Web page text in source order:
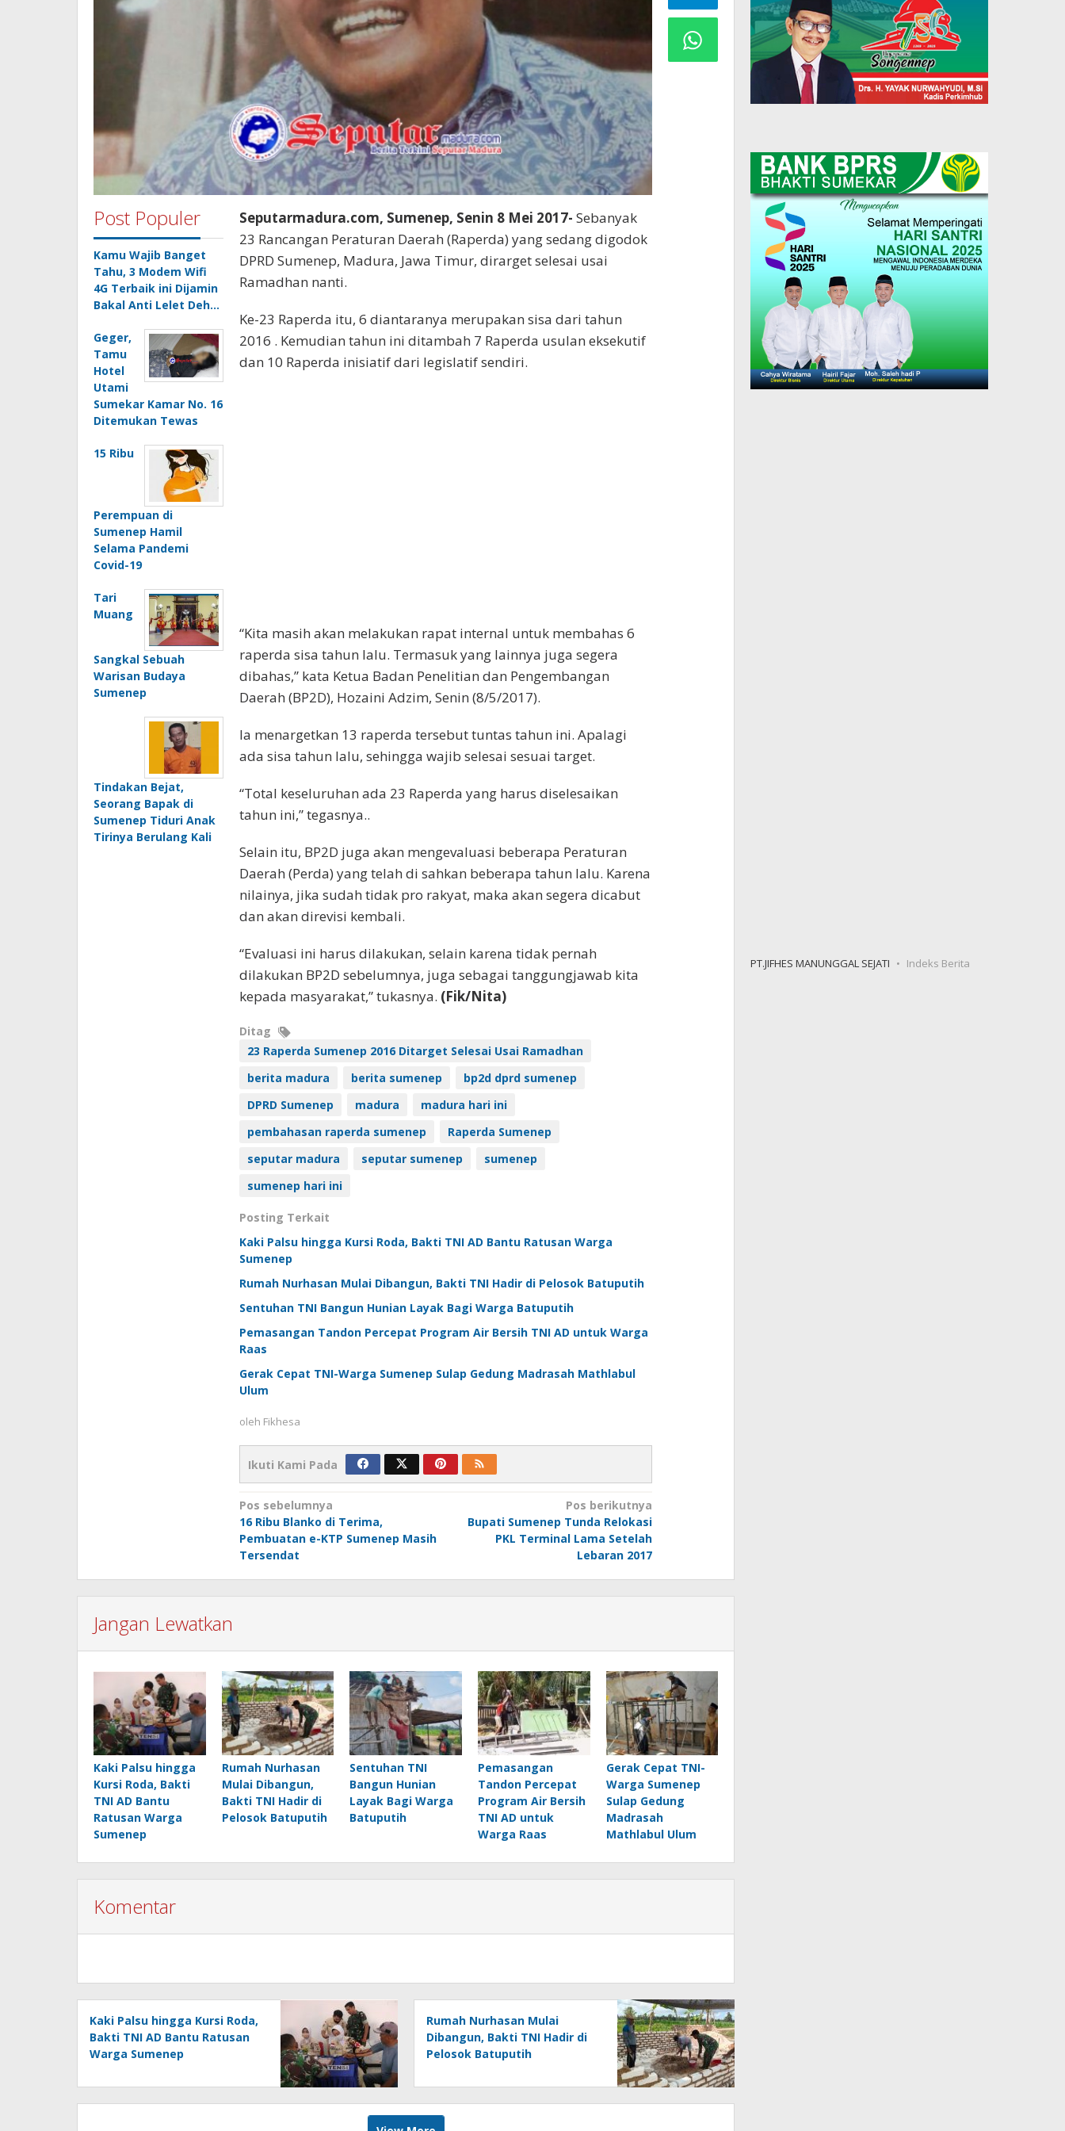
Post Populer
Kamu Wajib Banget
Tahu, 3 Modem Wifi
4G Terbaik ini Dijamin
Bakal Anti Lelet Deh…
Geger,
Tamu
Hotel
Utami
Sumekar Kamar No. 16
Ditemukan Tewas
15 Ribu
Perempuan di
Sumenep Hamil
Selama Pandemi
Covid-19
Tari
Muang
Sangkal Sebuah
Warisan Budaya
Sumenep
Tindakan Bejat,
Seorang Bapak di
Sumenep Tiduri Anak
Tirinya Berulang Kali
Seputarmadura.com, Sumenep, Senin 8 Mei 2017- Sebanyak
23 Rancangan Peraturan Daerah (Raperda) yang sedang digodok
DPRD Sumenep, Madura, Jawa Timur, dirarget selesai usai
Ramadhan nanti.
Ke-23 Raperda itu, 6 diantaranya merupakan sisa dari tahun
2016 . Kemudian tahun ini ditambah 7 Raperda usulan eksekutif
dan 10 Raperda inisiatif dari legislatif sendiri.
“Kita masih akan melakukan rapat internal untuk membahas 6
raperda sisa tahun lalu. Termasuk yang lainnya juga segera
dibahas,” kata Ketua Badan Penelitian dan Pengembangan
Daerah (BP2D), Hozaini Adzim, Senin (8/5/2017).
Ia menargetkan 13 raperda tersebut tuntas tahun ini. Apalagi
ada sisa tahun lalu, sehingga wajib selesai sesuai target.
“Total keseluruhan ada 23 Raperda yang harus diselesaikan
tahun ini,” tegasnya..
Selain itu, BP2D juga akan mengevaluasi beberapa Peraturan
Daerah (Perda) yang telah di sahkan beberapa tahun lalu. Karena
nilainya, jika sudah tidak pro rakyat, maka akan segera dicabut
dan akan direvisi kembali.
“Evaluasi ini harus dilakukan, selain karena tidak pernah
dilakukan BP2D sebelumnya, juga sebagai tanggungjawab kita
kepada masyarakat,” tukasnya. (Fik/Nita)
Ditag
23 Raperda Sumenep 2016 Ditarget Selesai Usai Ramadhan
berita madura
berita sumenep
bp2d dprd sumenep
DPRD Sumenep
madura
madura hari ini
pembahasan raperda sumenep
Raperda Sumenep
seputar madura
seputar sumenep
sumenep
sumenep hari ini
Posting Terkait
Kaki Palsu hingga Kursi Roda, Bakti TNI AD Bantu Ratusan Warga
Sumenep
Rumah Nurhasan Mulai Dibangun, Bakti TNI Hadir di Pelosok Batuputih
Sentuhan TNI Bangun Hunian Layak Bagi Warga Batuputih
Pemasangan Tandon Percepat Program Air Bersih TNI AD untuk Warga
Raas
Gerak Cepat TNI-Warga Sumenep Sulap Gedung Madrasah Mathlabul
Ulum
oleh Fikhesa
Ikuti Kami Pada
Navigasi
pos
Pos sebelumnya
16 Ribu Blanko di Terima,
Pembuatan e-KTP Sumenep Masih
Tersendat
Pos berikutnya
Bupati Sumenep Tunda Relokasi
PKL Terminal Lama Setelah
Lebaran 2017
Jangan Lewatkan
Kaki Palsu hingga
Kursi Roda, Bakti
TNI AD Bantu
Ratusan Warga
Sumenep
Rumah Nurhasan
Mulai Dibangun,
Bakti TNI Hadir di
Pelosok Batuputih
Sentuhan TNI
Bangun Hunian
Layak Bagi Warga
Batuputih
Pemasangan
Tandon Percepat
Program Air Bersih
TNI AD untuk
Warga Raas
Gerak Cepat TNI-
Warga Sumenep
Sulap Gedung
Madrasah
Mathlabul Ulum
Komentar
Kaki Palsu hingga Kursi Roda,
Bakti TNI AD Bantu Ratusan
Warga Sumenep
Rumah Nurhasan Mulai
Dibangun, Bakti TNI Hadir di
Pelosok Batuputih
PT.JIFHES MANUNGGAL SEJATI Indeks Berita